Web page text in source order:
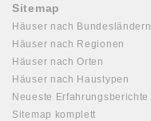
Sitemap
Häuser nach Bundesländern
Häuser nach Regionen
Häuser nach Orten
Häuser nach Haustypen
Neueste Erfahrungsberichte
Sitemap komplett